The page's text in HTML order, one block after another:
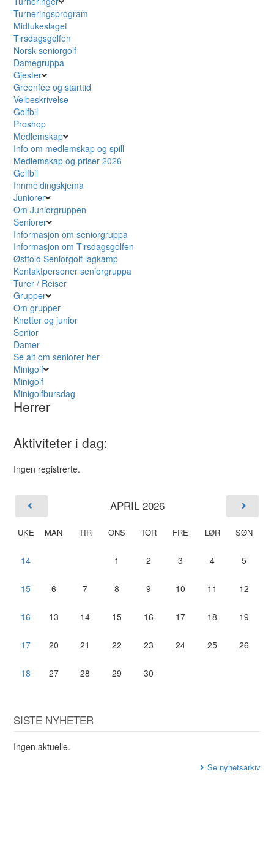
Turneringsprogram
Midtukeslaget
Tirsdagsgolfen
Norsk seniorgolf
Damegruppa
Gjester
Greenfee og starttid
Veibeskrivelse
Golfbil
Proshop
Medlemskap
Info om medlemskap og spill
Medlemskap og priser 2026
Golfbil
Innmeldingskjema
Juniorer
Om Juniorgruppen
Seniorer
Informasjon om seniorgruppa
Informasjon om Tirsdagsgolfen
Østfold Seniorgolf lagkamp
Kontaktpersoner seniorgruppa
Turer / Reiser
Grupper
Om grupper
Knøtter og junior
Senior
Damer
Se alt om seniorer her
Minigolf
Minigolf
Minigolfbursdag
Herrer
Aktiviteter i dag:
Ingen registrerte.
APRIL 2026
UKE MAN TIR ONS TOR FRE LØR SØN
14 1 2 3 4 5
15 6 7 8 9 10 11 12
16 13 14 15 16 17 18 19
17 20 21 22 23 24 25 26
18 27 28 29 30
SISTE NYHETER
Ingen aktuelle.
Se nyhetsarkiv